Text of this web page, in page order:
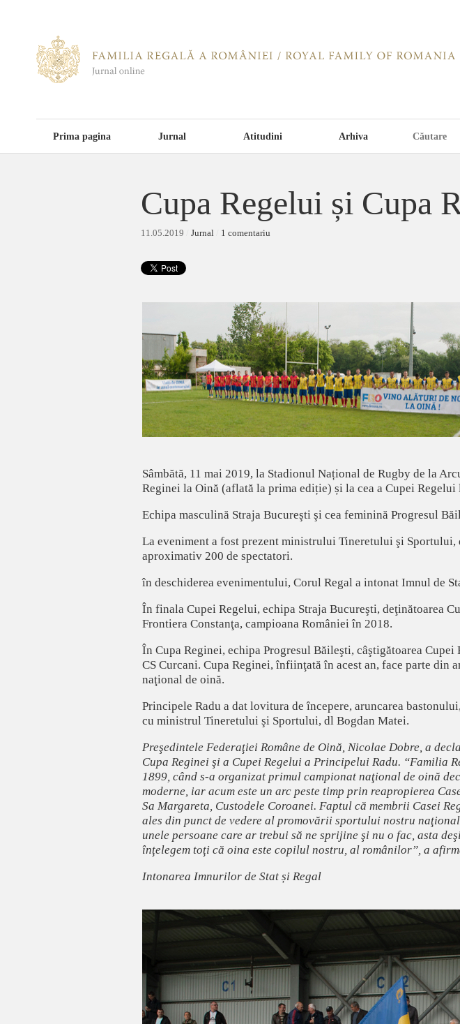
Prima pagina Jurnal Atitudini Arhiva
Cupa Regelui și Cupa
11.05.2019 Jurnal 1 comentariu
Sâmbătă, 11 mai 2019, la Stadionul Național de Rugby de la
Reginei la Oină (aflată la prima ediție) și la cea a Cupei
Echipa masculină Straja Bucureşti şi cea feminină Progresul
La eveniment a fost prezent ministrului Tineretului şi
aproximativ 200 de spectatori.
în deschiderea evenimentului, Corul Regal a intonat Imnul de
În finala Cupei Regelui, echipa Straja Bucureşti, deţinătoarea
Frontiera Constanţa, campioana României în 2018.
În Cupa Reginei, echipa Progresul Băileşti, câştigătoarea
CS Curcani. Cupa Reginei, înfiinţată în acest an, face parte
naţional de oină.
Principele Radu a dat lovitura de începere, aruncarea
cu ministrul Tineretului şi Sportului, dl Bogdan Matei.
Preşedintele Federaţiei Române de Oină, Nicolae Dobre, a
Cupa Reginei şi a Cupei Regelui a Principelui Radu. “Familia
1899, când s-a organizat primul campionat naţional de oină
moderne, iar acum este un arc peste timp prin reapropierea
Sa Margareta, Custodele Coroanei. Faptul că membrii Casei
ales din punct de vedere al promovării sportului nostru
unele persoane care ar trebui să ne sprijine şi nu o fac, asta
înţelegem toţi că oina este copilul nostru, al românilor”, a
Intonarea Imnurilor de Stat și Regal